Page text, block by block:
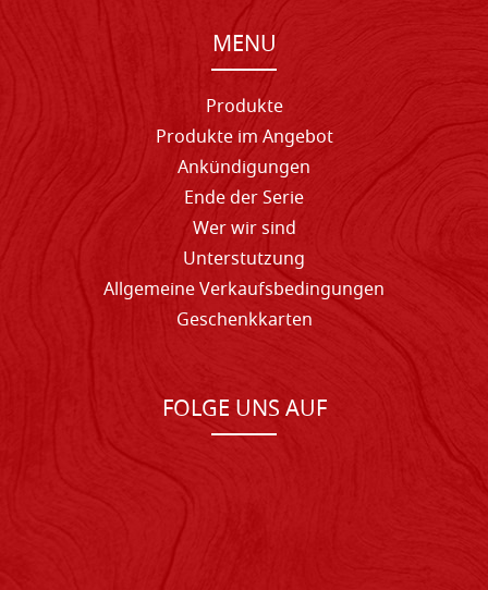
MENU
Produkte
Produkte im Angebot
Ankündigungen
Ende der Serie
Wer wir sind
Unterstutzung
Allgemeine Verkaufsbedingungen
Geschenkkarten
FOLGE UNS AUF